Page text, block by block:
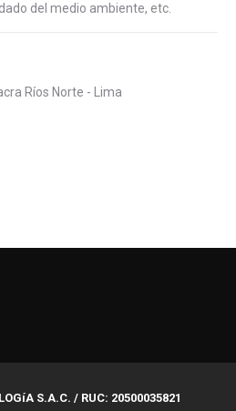
del medio ambiente, etc.
Ríos Norte - Lima
S.A.C. / RUC: 20500035821